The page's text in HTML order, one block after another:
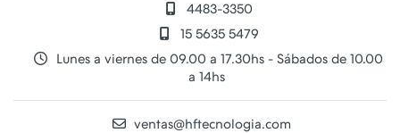
4483-3350
15 5635 5479
Lunes a viernes de 09.00 a 17.30hs - Sábados de 10.00
a 14hs
ventas@hftecnologia.com